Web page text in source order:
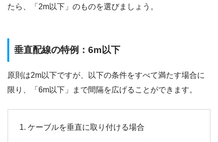
たら、「2m以下」のものを選びましょう。
垂直配線の特例：6m以下
原則は2m以下ですが、以下の条件をすべて満たす場合に
限り、「6m以下」まで間隔を広げることができます。
ケーブルを垂直に取り付ける場合